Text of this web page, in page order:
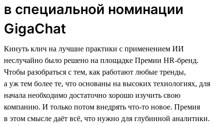
в специальной номинации
GigaChat
Кинуть клич на лучшие практики с применением ИИ
неслучайно было решено на площадке Премии HR-бренд.
Чтобы разобраться с тем, как работают любые тренды,
а уж тем более те, что основаны на высоких технологиях, для
начала необходимо достаточно хорошо изучить свою
компанию. И только потом внедрять что-то новое. Премия
в этом смысле даёт всё, что нужно для глубинной аналитики.